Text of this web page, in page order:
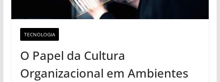
TECNOLOGIA
O Papel da Cultura
Organizacional em Ambientes